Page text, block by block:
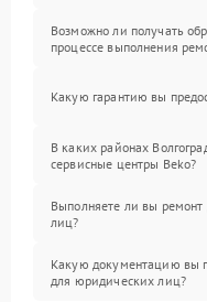
Возможно ли получать
процессе выполнения
Какую гарантию вы
В каких районах
сервисные центры Beko?
Выполняете ли вы
лиц?
Какую документацию вы
для юридических лиц?